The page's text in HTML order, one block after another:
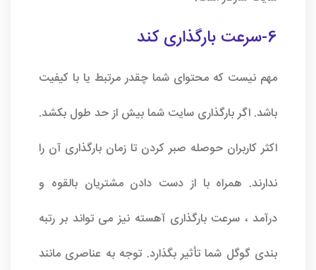
6-سرعت بارگذاری کند
مهم نیست که محتوای شما چقدر مرتبط یا با کیفیت
باشد. اگر بارگذاری سایت شما بیش از حد طول بکشد.
اکثر کاربران حوصله صبر کردن تا زمان بارگذاری آن را
ندارند. همراه با از دست دادن مشتریان بالقوه و
درآمد ، سرعت بارگذاری آهسته نیز می تواند بر رتبه
بندی گوگل شما تأثیر بگذارد. توجه به عناصری مانند